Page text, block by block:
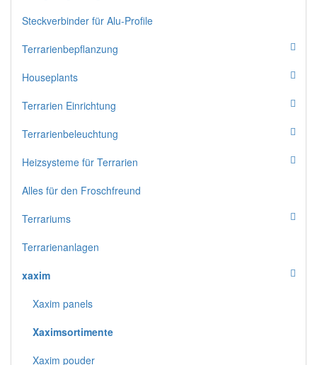
Steckverbinder für Alu-Profile
Terrarienbepflanzung
Houseplants
Terrarien Einrichtung
Terrarienbeleuchtung
Heizsysteme für Terrarien
Alles für den Froschfreund
Terrariums
Terrarienanlagen
xaxim
Xaxim panels
Xaximsortimente
Xaxim pouder